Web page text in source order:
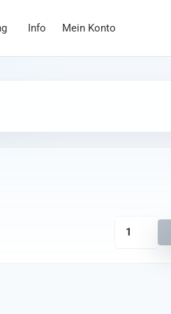
Info Mein Konto